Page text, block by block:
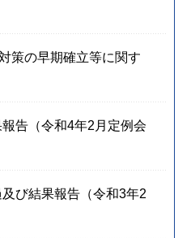
策の早期確立等に関す
告（令和4年2月定例会
び結果報告（令和3年2